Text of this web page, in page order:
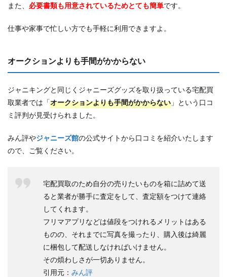
また、 必要書類も用意されているためとても簡単です。
仕事や家事で忙しい方でも手軽に利用できますよ。
オークションよりも手間がかからない
ジャニキングと同じくジャニーズグッズを取り扱っている宅配買
取業者では「オークションよりも手間がかからない 」という口コ
ミ評判が見受けられました。
みん評やジャニーズ館の公式サイトから口コミを紹介いたします
ので、ご覧ください。
宅配買取のため自分の売りたいものを箱に詰めて送
ると業者が勝手に査定をして、査定額をつけて連絡
してくれます。
フリマアプリなどは値段をつけれるメリットはある
ものの、それまでに写真を撮ったり、購入後は綺麗
に梱包して配送しなければいけません。
その煩わしさが一切ありません。
引用元： みん評